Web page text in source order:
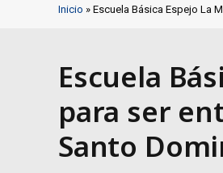
Inicio » Escuela Básica Espejo La
Escuela
para ser
Santo